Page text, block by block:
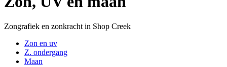
Zongrafiek en zonkracht in Shop Creek
Zon en uv
Z. ondergang
Maan